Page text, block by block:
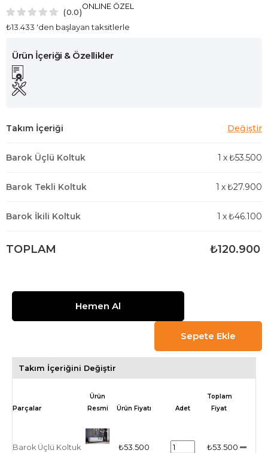
0.0
₺13.433 'den başlayan taksitlerle
ONLINE ÖZEL
Barok Üçlü Koltuk 1 x₺53.500
Barok Tekli Koltuk 1 x₺27.900
Barok İkili Koltuk 1 x₺46.100
TOPLAM ₺120.900
Takım İçeriğini Değiştir
Ürün
Resmi
Ürün Fiyatı Adet
Toplam
Fiyat
Barok Üçlü Koltuk ₺53.500 ₺53.500